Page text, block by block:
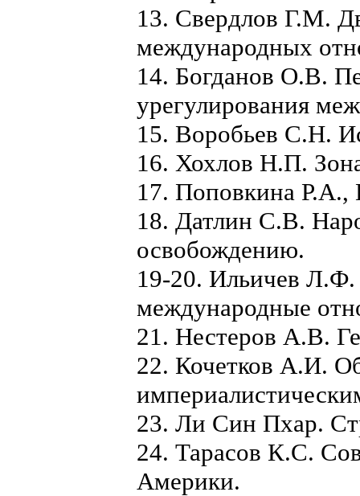
13. Свердлов Г.М.
международных
14. Богданов О.В.
урегулирования
15. Воробьев С.Н.
16. Хохлов Н.П.
17. Поповкина
18. Датлин С.В.
освобождению.
19-20. Ильичев Л.Ф.
международные
21. Нестеров А.В.
22. Кочетков А.И.
23. Ли Син Пхар.
24. Тарасов К.С.
Америки.